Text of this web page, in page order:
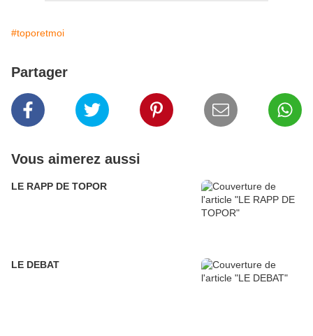
#toporetmoi
Partager
Vous aimerez aussi
LE RAPP DE TOPOR
LE DEBAT